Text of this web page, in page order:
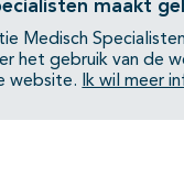
maakt
Medisch
het gebruik van de
website.
Ik wil meer